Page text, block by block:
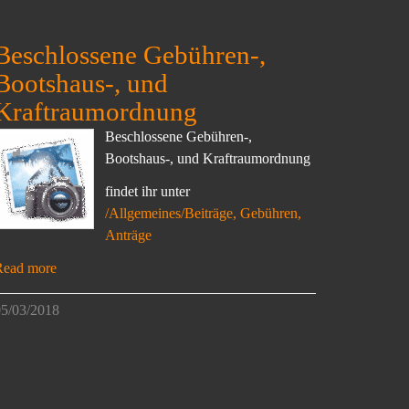
Gebühren-,
, und
Beschlossene Gebühren-,
Bootshaus-, und Kraftraumordnung
findet ihr unter
/Allgemeines/Beiträge, Gebühren,
Anträge
more
03/2018